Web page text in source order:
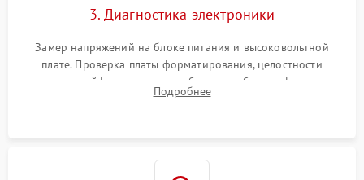
3. Диагностика электроники
Замер напряжений на блоке питания и высоковольтной
плате. Проверка платы форматирования, целостности
плоских шлейфов сканера и работоспособности флажков и
оптопар (датчиков прохождения бумаги).
Подробнее